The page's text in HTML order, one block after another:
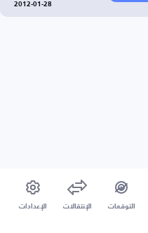
2012-01-28
التوقعات الإنتقالات الإعدادات